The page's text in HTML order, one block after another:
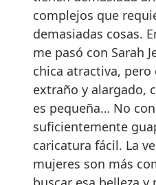
complejos que
demasiadas cosas.
me pasó con Sarah
chica atractiva,
extraño y alargado,
es pequeña… No
suficientemente
caricatura fácil. La
mujeres son más